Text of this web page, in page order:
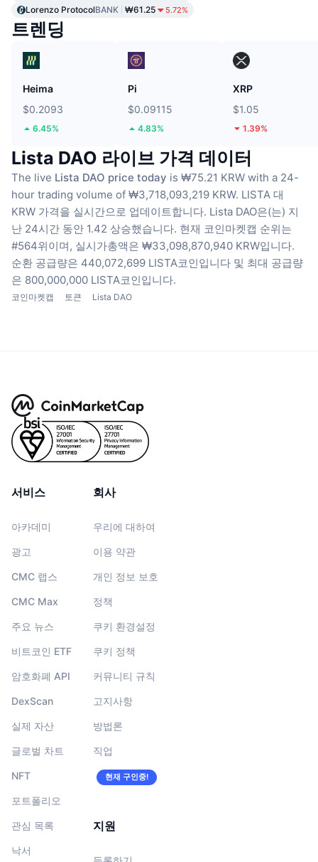
Lorenzo ProtocolBANK ₩61.25 5.72%
트렌딩
Heima
$0.2093
6.45%
Pi
$0.09115
4.83%
XRP
$1.05
1.39%
Lista DAO 라이브 가격 데이터
The live Lista DAO price today is ₩75.21 KRW with a 24-
hour trading volume of ₩3,718,093,219 KRW. LISTA 대
KRW 가격을 실시간으로 업데이트합니다. Lista DAO은(는) 지
난 24시간 동안 1.42 상승했습니다. 현재 코인마켓캡 순위는
#564위이며, 실시가총액은 ₩33,098,870,940 KRW입니다.
순환 공급량은 440,072,699 LISTA코인입니다 및 최대 공급량
은 800,000,000 LISTA코인입니다.
코인마켓캡 토큰 Lista DAO
서비스
아카데미
광고
CMC 랩스
CMC Max
주요 뉴스
비트코인 ETF
암호화폐 API
DexScan
실제 자산
글로벌 차트
NFT
포트폴리오
관심 목록
낙서
회사
우리에 대하여
이용 약관
개인 정보 보호
정책
쿠키 환경설정
쿠키 정책
커뮤니티 규칙
고지사항
방법론
직업
현재 구인중!
지원